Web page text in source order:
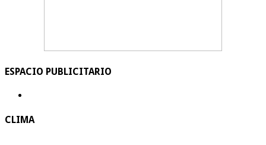
ESPACIO PUBLICITARIO
CLIMA